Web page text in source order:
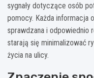
sygnały dotyczące osób
pomocy. Każda informacja
sprawdzana i odpowiednio
starają się minimalizować
życia na ulicy.